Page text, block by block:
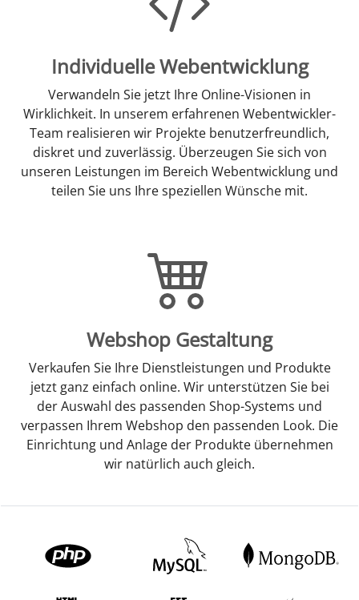
Individuelle Webentwicklung
Verwandeln Sie jetzt Ihre Online-Visionen in
Wirklichkeit. In unserem erfahrenen Webentwickler-
Team realisieren wir Projekte benutzerfreundlich,
diskret und zuverlässig. Überzeugen Sie sich von
unseren Leistungen im Bereich Webentwicklung und
teilen Sie uns Ihre speziellen Wünsche mit.
Webshop Gestaltung
Verkaufen Sie Ihre Dienstleistungen und Produkte
jetzt ganz einfach online. Wir unterstützen Sie bei
der Auswahl des passenden Shop-Systems und
verpassen Ihrem Webshop den passenden Look. Die
Einrichtung und Anlage der Produkte übernehmen
wir natürlich auch gleich.